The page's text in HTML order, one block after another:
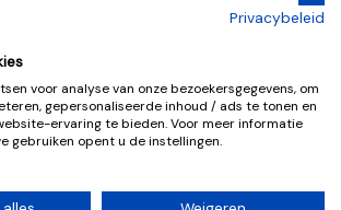
e-books en whitepapers
Gratis downloads
Privacybeleid
voor analyse van onze bezoekersgegevens, om
gepersonaliseerde inhoud / ads te tonen en
ervaring te bieden. Voor meer informatie
gebruiken opent u de instellingen.